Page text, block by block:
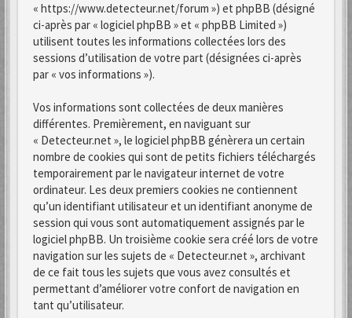
« https://www.detecteur.net/forum ») et phpBB (désigné
ci-après par « logiciel phpBB » et « phpBB Limited »)
utilisent toutes les informations collectées lors des
sessions d’utilisation de votre part (désignées ci-après
par « vos informations »).
Vos informations sont collectées de deux manières
différentes. Premièrement, en naviguant sur
« Detecteur.net », le logiciel phpBB génèrera un certain
nombre de cookies qui sont de petits fichiers téléchargés
temporairement par le navigateur internet de votre
ordinateur. Les deux premiers cookies ne contiennent
qu’un identifiant utilisateur et un identifiant anonyme de
session qui vous sont automatiquement assignés par le
logiciel phpBB. Un troisième cookie sera créé lors de votre
navigation sur les sujets de « Detecteur.net », archivant
de ce fait tous les sujets que vous avez consultés et
permettant d’améliorer votre confort de navigation en
tant qu’utilisateur.